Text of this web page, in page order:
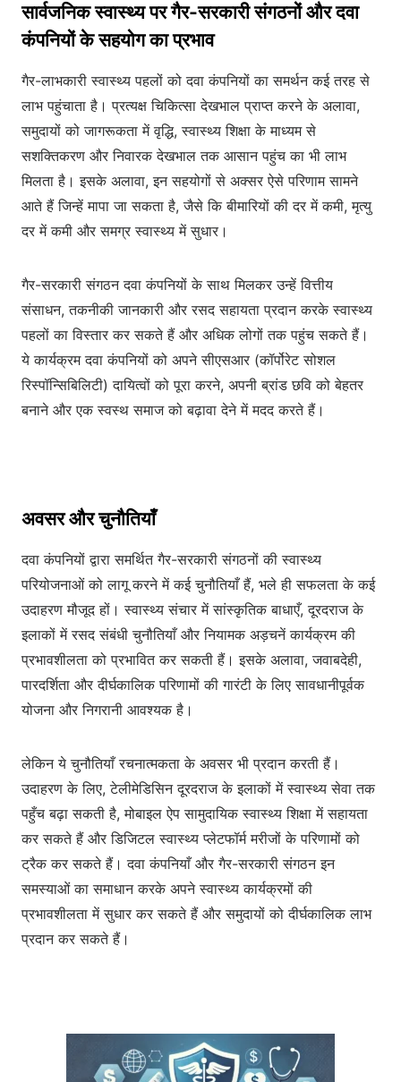
सार्वजनिक स्वास्थ्य पर गैर-सरकारी संगठनों और दवा
कंपनियों के सहयोग का प्रभाव
गैर-लाभकारी स्वास्थ्य पहलों को दवा कंपनियों का समर्थन कई तरह से
लाभ पहुंचाता है। प्रत्यक्ष चिकित्सा देखभाल प्राप्त करने के अलावा,
समुदायों को जागरूकता में वृद्धि, स्वास्थ्य शिक्षा के माध्यम से
सशक्तिकरण और निवारक देखभाल तक आसान पहुंच का भी लाभ
मिलता है। इसके अलावा, इन सहयोगों से अक्सर ऐसे परिणाम सामने
आते हैं जिन्हें मापा जा सकता है, जैसे कि बीमारियों की दर में कमी, मृत्यु
दर में कमी और समग्र स्वास्थ्य में सुधार।
गैर-सरकारी संगठन दवा कंपनियों के साथ मिलकर उन्हें वित्तीय
संसाधन, तकनीकी जानकारी और रसद सहायता प्रदान करके स्वास्थ्य
पहलों का विस्तार कर सकते हैं और अधिक लोगों तक पहुंच सकते हैं।
ये कार्यक्रम दवा कंपनियों को अपने सीएसआर (कॉर्पोरेट सोशल
रिस्पॉन्सिबिलिटी) दायित्वों को पूरा करने, अपनी ब्रांड छवि को बेहतर
बनाने और एक स्वस्थ समाज को बढ़ावा देने में मदद करते हैं।
अवसर और चुनौतियाँ
दवा कंपनियों द्वारा समर्थित गैर-सरकारी संगठनों की स्वास्थ्य
परियोजनाओं को लागू करने में कई चुनौतियाँ हैं, भले ही सफलता के कई
उदाहरण मौजूद हों। स्वास्थ्य संचार में सांस्कृतिक बाधाएँ, दूरदराज के
इलाकों में रसद संबंधी चुनौतियाँ और नियामक अड़चनें कार्यक्रम की
प्रभावशीलता को प्रभावित कर सकती हैं। इसके अलावा, जवाबदेही,
पारदर्शिता और दीर्घकालिक परिणामों की गारंटी के लिए सावधानीपूर्वक
योजना और निगरानी आवश्यक है।
लेकिन ये चुनौतियाँ रचनात्मकता के अवसर भी प्रदान करती हैं।
उदाहरण के लिए, टेलीमेडिसिन दूरदराज के इलाकों में स्वास्थ्य सेवा तक
पहुँच बढ़ा सकती है, मोबाइल ऐप सामुदायिक स्वास्थ्य शिक्षा में सहायता
कर सकते हैं और डिजिटल स्वास्थ्य प्लेटफॉर्म मरीजों के परिणामों को
ट्रैक कर सकते हैं। दवा कंपनियाँ और गैर-सरकारी संगठन इन
समस्याओं का समाधान करके अपने स्वास्थ्य कार्यक्रमों की
प्रभावशीलता में सुधार कर सकते हैं और समुदायों को दीर्घकालिक लाभ
प्रदान कर सकते हैं।